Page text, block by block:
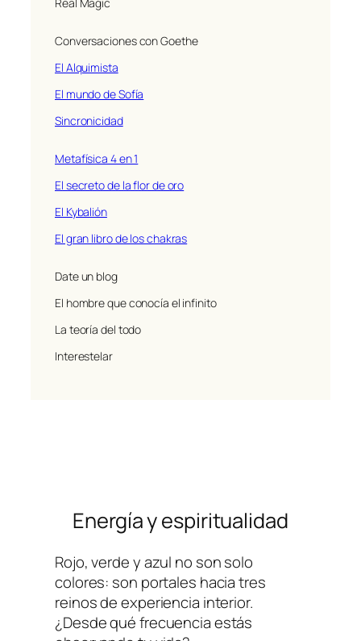
Conversaciones con Goethe
El Alquimista
El mundo de Sofía
Sincronicidad
Metafísica 4 en 1
El secreto de la flor de oro
El Kybalión
El gran libro de los chakras
Date un blog
El hombre que conocía el infinito
La teoría del todo
Interestelar
Energía y espiritualidad
Rojo, verde y azul no son solo
colores: son portales hacia tres
reinos de experiencia interior.
¿Desde qué frecuencia estás